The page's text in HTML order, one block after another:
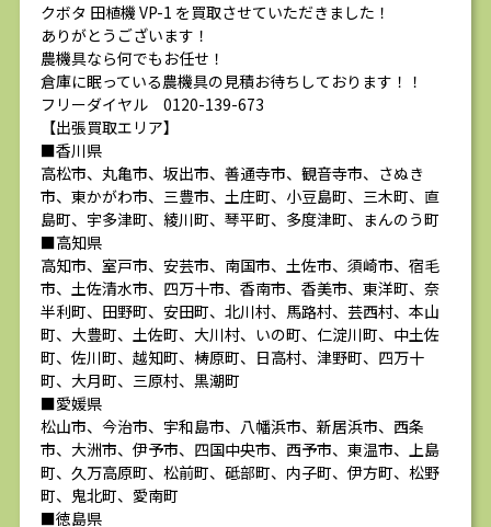
クボタ 田植機 VP-1 を買取させていただきました！
ありがとうございます！
農機具なら何でもお任せ！
倉庫に眠っている農機具の見積お待ちしております！！
フリーダイヤル 0120-139-673
【出張買取エリア】
■香川県
高松市、丸亀市、坂出市、善通寺市、観音寺市、さぬき
市、東かがわ市、三豊市、土庄町、小豆島町、三木町、直
島町、宇多津町、綾川町、琴平町、多度津町、まんのう町
■高知県
高知市、室戸市、安芸市、南国市、土佐市、須崎市、宿毛
市、土佐清水市、四万十市、香南市、香美市、東洋町、奈
半利町、田野町、安田町、北川村、馬路村、芸西村、本山
町、大豊町、土佐町、大川村、いの町、仁淀川町、中土佐
町、佐川町、越知町、梼原町、日高村、津野町、四万十
町、大月町、三原村、黒潮町
■愛媛県
松山市、今治市、宇和島市、八幡浜市、新居浜市、西条
市、大洲市、伊予市、四国中央市、西予市、東温市、上島
町、久万高原町、松前町、砥部町、内子町、伊方町、松野
町、鬼北町、愛南町
■徳島県